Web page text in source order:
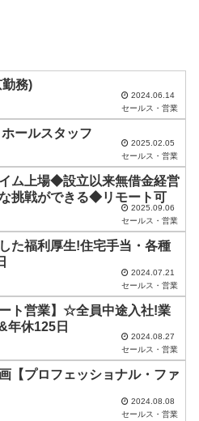
務)
2024.06.14
セールス・営業
ールスタッフ
2025.02.05
セールス・営業
ム上場◆設立以来無借金経営
挑戦ができる◆リモート可
2025.09.06
セールス・営業
た福利厚生!住宅手当・各種
2024.07.21
セールス・営業
ト営業】☆全員中途入社!業
年休125日
2024.08.27
セールス・営業
【プロフェッショナル・ファ
2024.08.08
セールス・営業